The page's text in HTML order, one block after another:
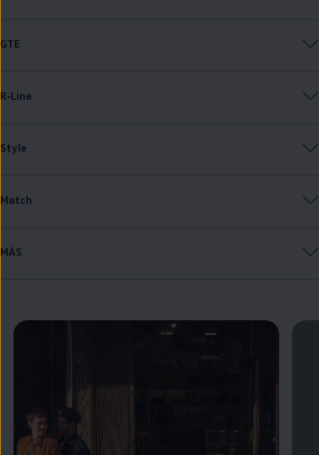
GTE
R‑Line
Style
Match
MÁS
Enable fullscreen mode